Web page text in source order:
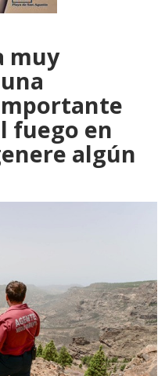
muy
fuego en
algún